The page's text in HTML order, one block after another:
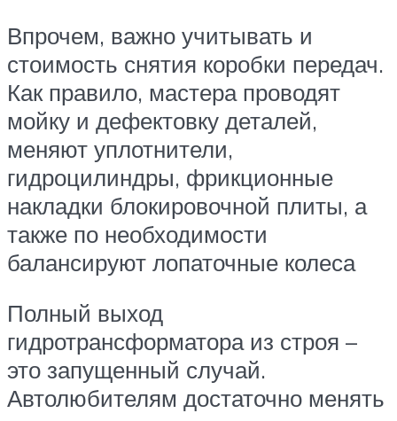
Впрочем, важно учитывать и
стоимость снятия коробки передач.
Как правило, мастера проводят
мойку и дефектовку деталей,
меняют уплотнители,
гидроцилиндры, фрикционные
накладки блокировочной плиты, а
также по необходимости
балансируют лопаточные колеса
Полный выход
гидротрансформатора из строя –
это запущенный случай.
Автолюбителям достаточно менять